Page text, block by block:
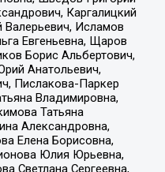
Каргалицкий
Исламов
Евгеньевна, Щаров
Борис Альбертович,
Анатольевич,
Пислакова-Паркер
Владимировна,
Татьяна
Александровна,
Елена Борисовна,
Юлия Юрьевна,
Светлана Сергеевна,